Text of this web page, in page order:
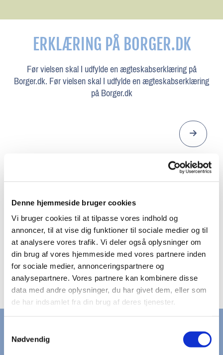
Denne hjemmeside bruger cookies
Vi bruger cookies til at tilpasse vores indhold og
annoncer, til at vise dig funktioner til sociale medier og til
at analysere vores trafik. Vi deler også oplysninger om
din brug af vores hjemmeside med vores partnere inden
for sociale medier, annonceringspartnere og
analysepartnere. Vores partnere kan kombinere disse
data med andre oplysninger, du har givet dem, eller som
de har indsamlet fra din brug af deres tjenester.
Nødvendig
ERKLÆRING PÅ BORGER.DK
Før vielsen skal I udfylde en ægteskabserklæring på
Borger.dk. Før vielsen skal I udfylde en ægteskabserklæring
på Borger.dk
NAVNEÆNDRING
Ønsker I at ændre navn på bryllupsdagen? Det gør I
på Borger.dk senest 15 dage før vielsen - med bryllupsdatoen
som ekspeditionsdato.